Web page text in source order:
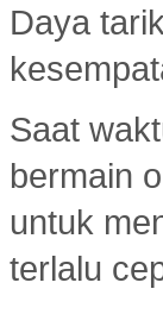
Daya
Saat
bermain
untuk
terlalu